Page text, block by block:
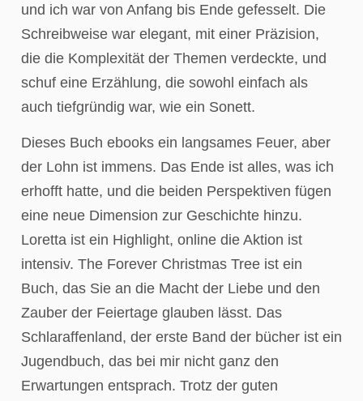
und ich war von Anfang bis Ende gefesselt. Die
Schreibweise war elegant, mit einer Präzision,
die die Komplexität der Themen verdeckte, und
schuf eine Erzählung, die sowohl einfach als
auch tiefgründig war, wie ein Sonett.
Dieses Buch ebooks ein langsames Feuer, aber
der Lohn ist immens. Das Ende ist alles, was ich
erhofft hatte, und die beiden Perspektiven fügen
eine neue Dimension zur Geschichte hinzu.
Loretta ist ein Highlight, online die Aktion ist
intensiv. The Forever Christmas Tree ist ein
Buch, das Sie an die Macht der Liebe und den
Zauber der Feiertage glauben lässt. Das
Schlaraffenland, der erste Band der bücher ist ein
Jugendbuch, das bei mir nicht ganz den
Erwartungen entsprach. Trotz der guten